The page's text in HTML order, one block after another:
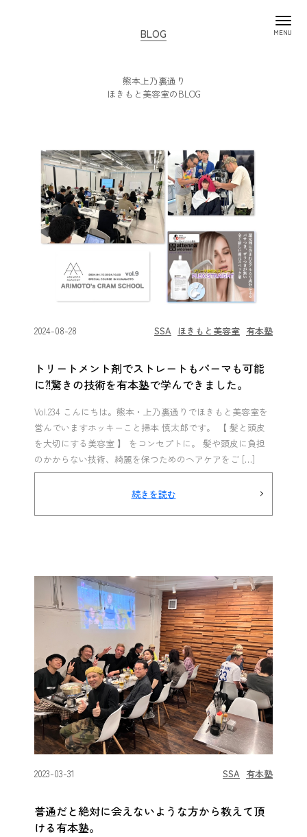
BLOG
熊本上乃裏通り
ほきもと美容室のBLOG
2024-08-28 SSA ほきもと美容室 有本塾
トリートメント剤でストレートもパーマも可能
に⁈驚きの技術を有本塾で学んできました。
Vol.234 こんにちは。熊本・上乃裏通りでほきもと美容室を
営んでいますホッキーこと掃本 慎太郎です。 【 髪と頭皮
を大切にする美容室 】 をコンセプトに。 髪や頭皮に負担
のかからない技術、綺麗を保つためのヘアケアをご […]
続きを読む
2023-03-31 SSA 有本塾
普通だと絶対に会えないような方から教えて頂
ける有本塾。